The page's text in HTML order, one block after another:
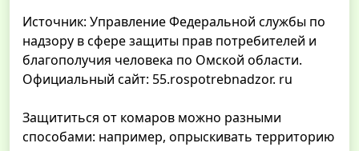
Источник: Управление Федеральной службы по
надзору в сфере защиты прав потребителей и
благополучия человека по Омской области.
Официальный сайт: 55.rospotrebnadzor. ru
Защититься от комаров можно разными
способами: например, опрыскивать территорию